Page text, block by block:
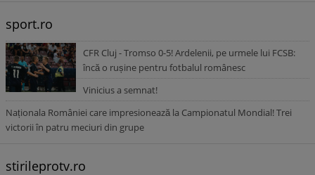
sport.ro
CFR Cluj - Tromso 0-5! Ardelenii, pe urmele lui FCSB:
încă o rușine pentru fotbalul românesc
Vinicius a semnat!
Naționala României care impresionează la Campionatul Mondial! Trei
victorii în patru meciuri din grupe
stirileprotv.ro